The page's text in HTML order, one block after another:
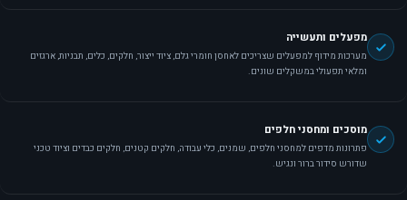
מפעלים ותעשייה
מערכות מידוף למפעלים שצריכים לאחסן חומרי גלם, ציוד ייצור, חלקים, כלים, תבניות, ארגזים
ומלאי תפעולי במשקלים שונים.
מוסכים ומחסני חלפים
פתרונות מדפים למחסני חלפים, שמנים, כלי עבודה, חלקים קטנים, חלקים כבדים וציוד טכני
שדורש סידור ברור ונגיש.